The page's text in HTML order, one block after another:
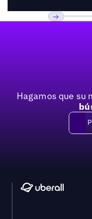
Hagamos que su
Pide